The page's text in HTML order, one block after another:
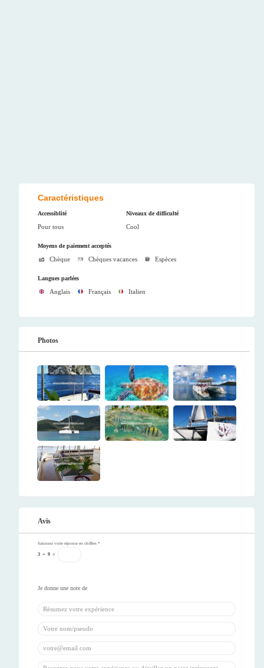
Caractéristiques
Accessiblité
Pour tous
Niveaux de difficulté
Cool
Moyens de paiement acceptés
Chèque Chèques vacances Espèces
Langues parlées
Anglais Français Italien
Photos
Avis
Saisissez votre réponse en chiffres *
3 + 9 =